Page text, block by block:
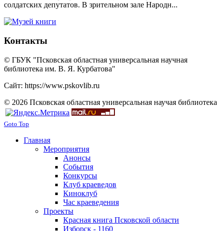
солдатских депутатов. В зрительном зале Народн...
Контакты
© ГБУК "Псковская областная универсальная научная
библиотека им. В. Я. Курбатова"
Сайт: https://www.pskovlib.ru
© 2026 Псковская областная универсальная научая библиотека
Goto Top
Главная
Мероприятия
Анонсы
События
Конкурсы
Клуб краеведов
Киноклуб
Час краеведения
Проекты
Красная книга Псковской области
Изборск - 1160